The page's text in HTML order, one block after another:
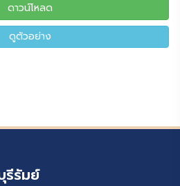
ดาวน์โหลด
ดูตัวอย่าง
รีรัมย์